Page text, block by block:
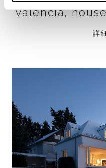
Valencia,
詳